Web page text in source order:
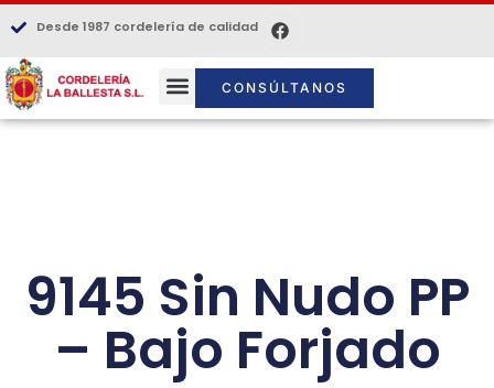
Desde 1987 cordelería de calidad
CONSÚLTANOS
9145 Sin Nudo PP
– Bajo Forjado